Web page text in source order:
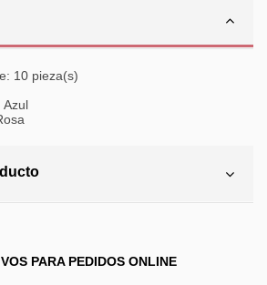
10 pieza(s)
Azul
PARA PEDIDOS ONLINE